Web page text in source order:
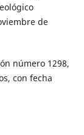
de
número 1298,
con fecha